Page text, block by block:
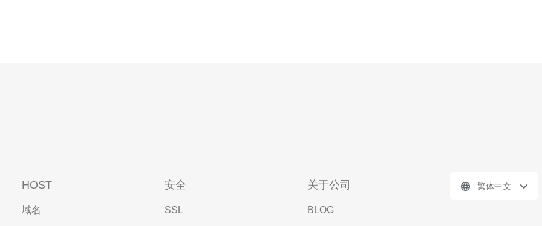
HOST
域名
安全
SSL
关于公司
BLOG
繁体中文